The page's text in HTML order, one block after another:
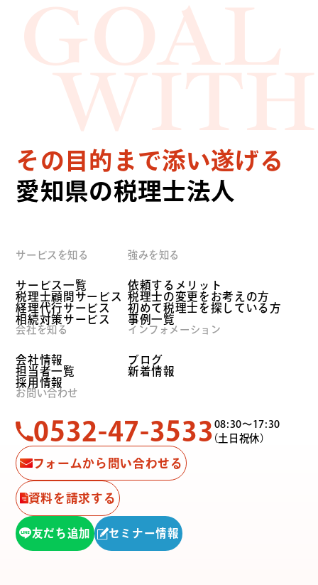
GOAL
WITH
その目的まで添い遂げる
愛知県の税理士法人
サービスを知る
サービス一覧
税理士顧問サービス
経理代行サービス
相続対策サービス
強みを知る
依頼するメリット
税理士の変更をお考えの方
初めて税理士を探している方
事例一覧
会社を知る
会社情報
担当者一覧
採用情報
インフォメーション
ブログ
新着情報
お問い合わせ
0532-47-3533 08:30〜17:30
（土日祝休）
フォームから問い合わせる
資料を請求する
友だち追加 セミナー情報